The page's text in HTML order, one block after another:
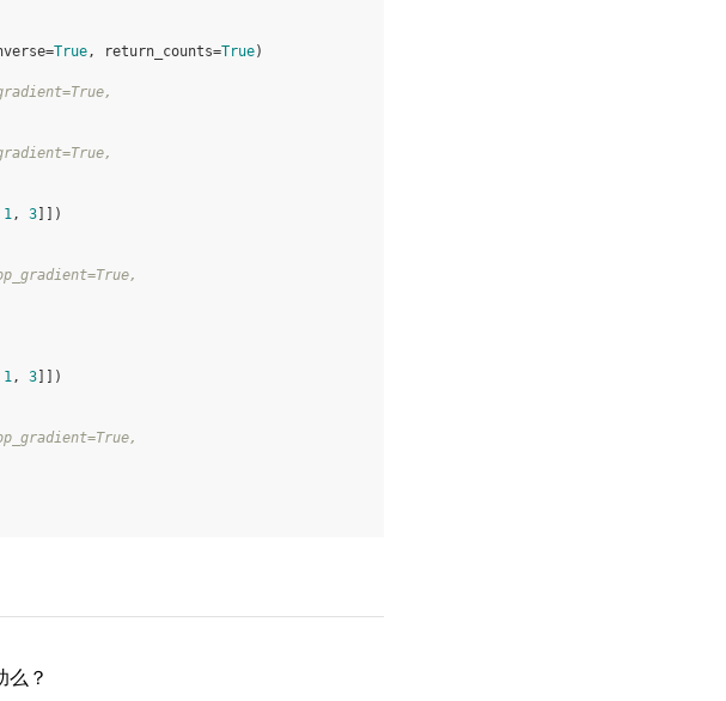
=True, return_counts=True)
1, 3 ]])
1, 3 ]])
么？